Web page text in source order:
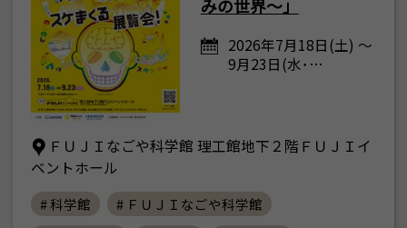
みの世界～」
2026年7月18日(土) ～
9月23日(水･…
ＦＵＪＩなごや科学館 理工館地下２階ＦＵＪＩイ
ベントホール
# 科学館 # ＦＵＪＩなごや科学館